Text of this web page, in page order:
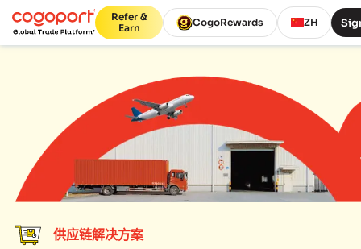
Refer &
Earn
CogoRewards ZH
供应链解决方案